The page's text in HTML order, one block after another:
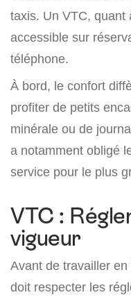
taxis. Un VTC, quant
accessible sur
téléphone.
À bord, le confort
profiter de petits
minérale ou de
a notamment obligé
service pour le plus
VTC :
vigueur
Avant de travailler
doit respecter les